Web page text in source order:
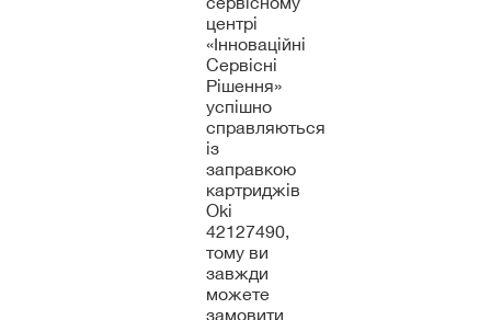
центрі
«Інноваційні
Сервісні
Рішення»
успішно
справляються
із
заправкою
картриджів
Oki
42127490,
тому ви
завжди
можете
замовити